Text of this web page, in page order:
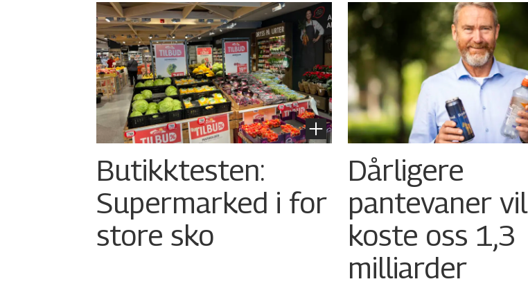
Butikktesten:
Supermarked i for
store sko
Dårligere
pantevaner vil
koste oss 1,3
milliarder